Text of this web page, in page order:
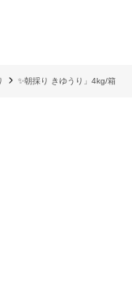
✨朝採り きゆうり」4kg/箱